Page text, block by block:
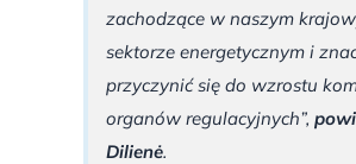
zachodzące w naszym
sektorze energetycznym i
przyczynić się do wzrostu
organów regulacyjnych”,
Dilienė.